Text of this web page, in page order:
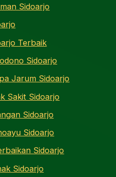
Sidoarjo
Terbaik
Sidoarjo
Jarum Sidoarjo
Sakit Sidoarjo
Sidoarjo
Sidoarjo
Sidoarjo
Sidoarjo